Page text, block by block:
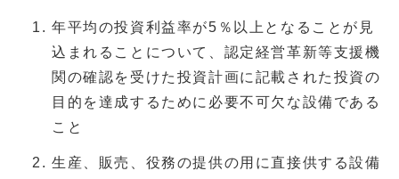
年平均の投資利益率が5％以上となることが見
込まれることについて、認定経営革新等支援機
関の確認を受けた投資計画に記載された投資の
目的を達成するために必要不可欠な設備である
こと
生産、販売、役務の提供の用に直接供する設備